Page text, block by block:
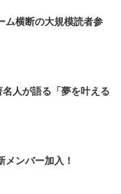
ム横断の大規模読者参
人が語る「夢を叶える
ンバー加入！